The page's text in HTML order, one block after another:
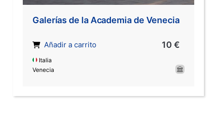
Galerías de la Academia de Venecia
Añadir a carrito 10 €
Italia
Venecia